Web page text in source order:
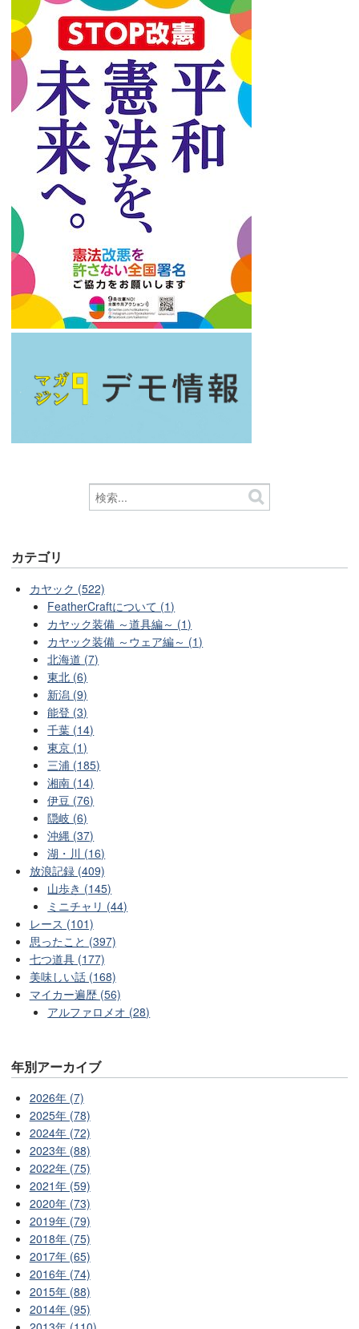
カテゴリ
カヤック (522)
FeatherCraftについて (1)
カヤック装備 ～道具編～ (1)
カヤック装備 ～ウェア編～ (1)
北海道 (7)
東北 (6)
新潟 (9)
能登 (3)
千葉 (14)
東京 (1)
三浦 (185)
湘南 (14)
伊豆 (76)
隠岐 (6)
沖縄 (37)
湖・川 (16)
放浪記録 (409)
山歩き (145)
ミニチャリ (44)
レース (101)
思ったこと (397)
七つ道具 (177)
美味しい話 (168)
マイカー遍歴 (56)
アルファロメオ (28)
年別アーカイブ
2026年 (7)
2025年 (78)
2024年 (72)
2023年 (88)
2022年 (75)
2021年 (59)
2020年 (73)
2019年 (79)
2018年 (75)
2017年 (65)
2016年 (74)
2015年 (88)
2014年 (95)